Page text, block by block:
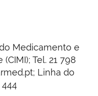
Medicamento e
Tel. 21 798
Linha do